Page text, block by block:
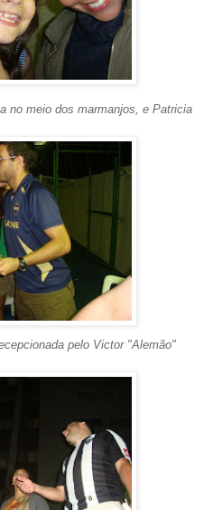
no meio dos marmanjos, e Patricia
pelo Victor "Alemão"